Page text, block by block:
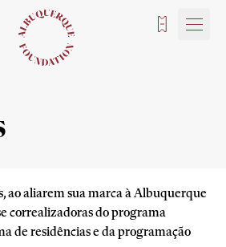
Bilhetes
ao aliarem sua marca à Albuquerque
correalizadoras do programa
de residências e da programação